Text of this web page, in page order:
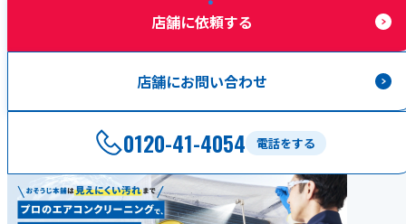
店舗に依頼する
店舗にお問い合わせ
電話をする
0120-41-4054